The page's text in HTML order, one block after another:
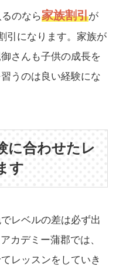
のなら家族割引が
引になります。家族が
さんも子供の成長を
うのは良い経験にな
に合わせたレ
す
レベルの差は必ず出
カデミー蒲郡では、
レッスンをしていき